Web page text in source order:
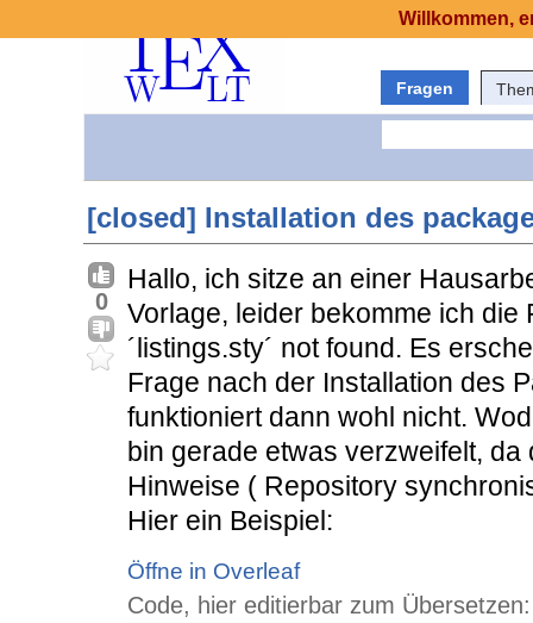
Fragen
[closed] Installation des
0
Hallo, ich sitze an einer
Vorlage, leider bekomme ich die
´listings.sty´ not found. Es
Frage nach der Installation des
funktioniert dann wohl nicht.
bin gerade etwas verzweifelt,
Hinweise ( Repository
Hier ein Beispiel:
Öffne in Overleaf
Code, hier editierbar zum Übersetzen:
Willkommen,